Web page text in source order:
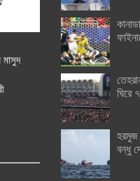
ঘিরে
হরমুজ
বন্ধু